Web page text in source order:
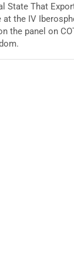
State That
the IV
the panel on